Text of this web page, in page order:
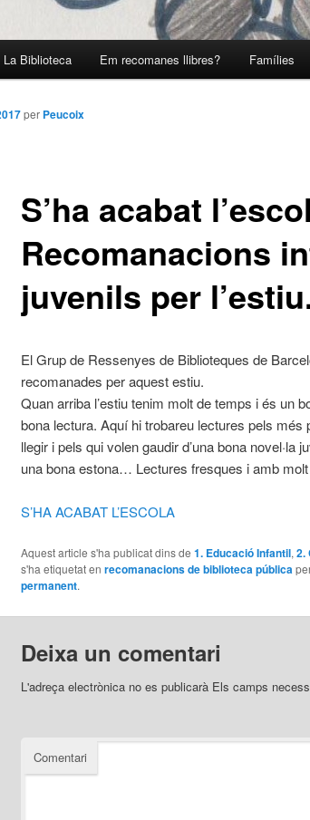
La Biblioteca Em recomanes llibres? Famílies
S’ha acabat
Recomanacions
juvenils per
per Peucoix
El Grup de Ressenyes de Biblioteques de
recomanades per aquest estiu.
Quan arriba l’estiu tenim molt de temps i és un
bona lectura. Aquí hi trobareu lectures pels
llegir i pels qui volen gaudir d’una bona
una bona estona… Lectures fresques i amb
S’HA ACABAT L’ESCOLA
Aquest article s'ha publicat dins de 1. Educació Infantil,2.
s'ha etiquetat en recomanacions de biblioteca pública
permanent.
Deixa un comentari
L'adreça electrònica no es publicaràEls camps
Comentari